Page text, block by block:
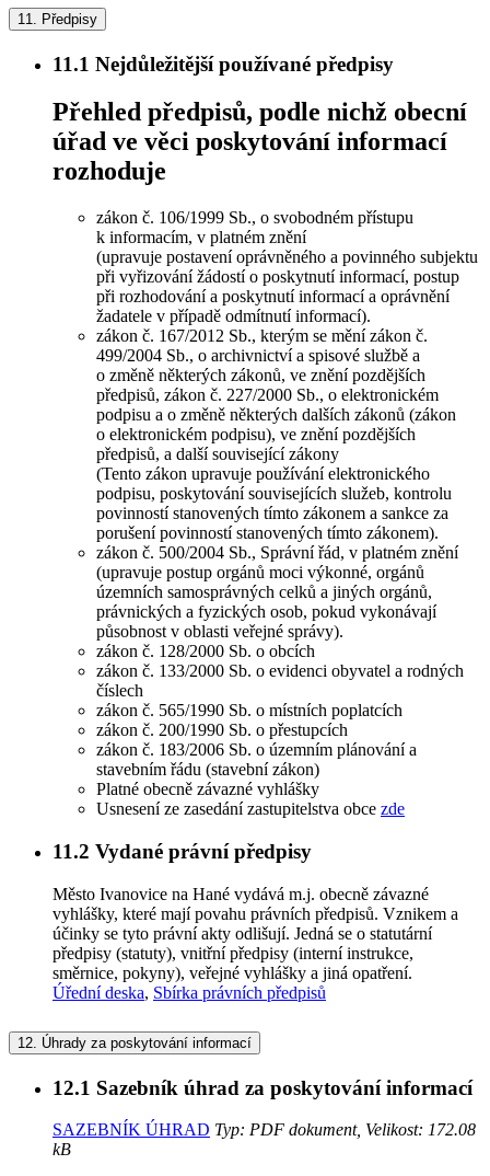
11. Předpisy
11.1 Nejdůležitější používané předpisy
Přehled předpisů, podle nichž obecní
úřad ve věci poskytování informací
rozhoduje
zákon č. 106/1999 Sb., o svobodném přístupu
k informacím, v platném znění
(upravuje postavení oprávněného a povinného subjektu
při vyřizování žádostí o poskytnutí informací, postup
při rozhodování a poskytnutí informací a oprávnění
žadatele v případě odmítnutí informací).
zákon č. 167/2012 Sb., kterým se mění zákon č.
499/2004 Sb., o archivnictví a spisové službě a
o změně některých zákonů, ve znění pozdějších
předpisů, zákon č. 227/2000 Sb., o elektronickém
podpisu a o změně některých dalších zákonů (zákon
o elektronickém podpisu), ve znění pozdějších
předpisů, a další související zákony
(Tento zákon upravuje používání elektronického
podpisu, poskytování souvisejících služeb, kontrolu
povinností stanovených tímto zákonem a sankce za
porušení povinností stanovených tímto zákonem).
zákon č. 500/2004 Sb., Správní řád, v platném znění
(upravuje postup orgánů moci výkonné, orgánů
územních samosprávných celků a jiných orgánů,
právnických a fyzických osob, pokud vykonávají
působnost v oblasti veřejné správy).
zákon č. 128/2000 Sb. o obcích
zákon č. 133/2000 Sb. o evidenci obyvatel a rodných
číslech
zákon č. 565/1990 Sb. o místních poplatcích
zákon č. 200/1990 Sb. o přestupcích
zákon č. 183/2006 Sb. o územním plánování a
stavebním řádu (stavební zákon)
Platné obecně závazné vyhlášky
Usnesení ze zasedání zastupitelstva obce zde
11.2 Vydané právní předpisy
Město Ivanovice na Hané vydává m.j. obecně závazné
vyhlášky, které mají povahu právních předpisů. Vznikem a
účinky se tyto právní akty odlišují. Jedná se o statutární
předpisy (statuty), vnitřní předpisy (interní instrukce,
směrnice, pokyny), veřejné vyhlášky a jiná opatření.
Úřední deska, Sbírka právních předpisů
12. Úhrady za poskytování informací
12.1 Sazebník úhrad za poskytování informací
SAZEBNÍK ÚHRAD Typ: PDF dokument, Velikost: 172.08
kB